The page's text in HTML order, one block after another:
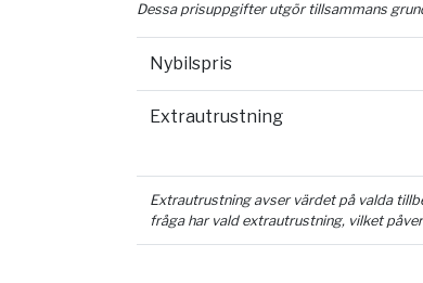
Dessa prisuppgifter utgör tillsammans
Nybilspris
Extrautrustning
Extrautrustning avser värdet på valda
fråga har vald extrautrustning, vilket